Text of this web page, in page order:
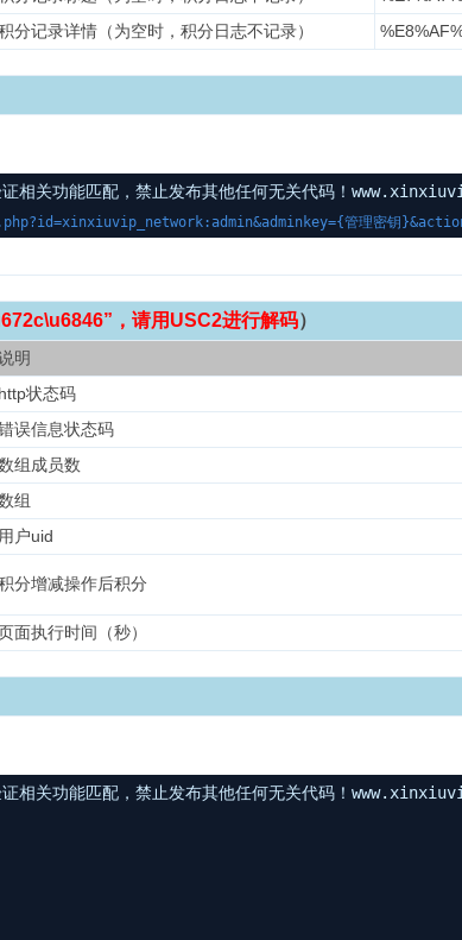
分记录详情（为空时，积分日志不记录）
相关功能匹配，禁止发布其他任何无关代码！
管理密钥
，请用USC2进行解码）
明
http状态码
误信息状态码
组成员数
组
用户uid
分增减操作后积分
面执行时间（秒）
相关功能匹配，禁止发布其他任何无关代码！